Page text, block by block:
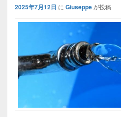
2025年7月12日 に Giuseppeが投稿